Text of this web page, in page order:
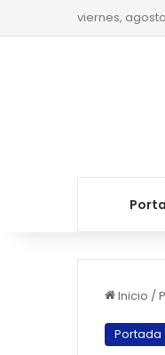
viernes,
Inicio /
Portada